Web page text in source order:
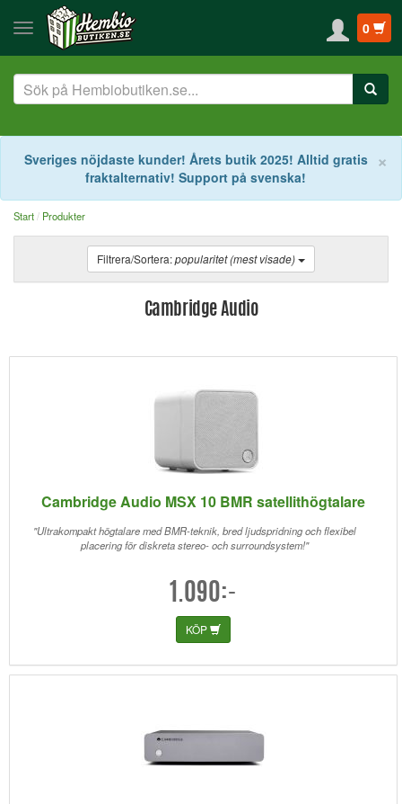
0
×
Sveriges nöjdaste kunder! Årets butik 2025! Alltid gratis
fraktalternativ! Support på svenska!
Start Produkter
Filtrera/Sortera:popularitet (mest visade)
Cambridge Audio
Cambridge Audio MSX 10 BMR satellithögtalare
"Ultrakompakt högtalare med BMR-teknik, bred ljudspridning och flexibel
placering för diskreta stereo- och surroundsystem!"
1.090:-
KÖP